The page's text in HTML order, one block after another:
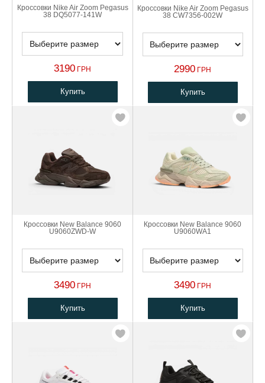
Кроссовки Nike Air Zoom Pegasus
38 DQ5077-141W
3190 ГРН
Купить
Кроссовки Nike Air Zoom Pegasus
38 CW7356-002W
2990 ГРН
Купить
Кроссовки New Balance 9060
U9060ZWD-W
3490 ГРН
Купить
Кроссовки New Balance 9060
U9060WA1
3490 ГРН
Купить